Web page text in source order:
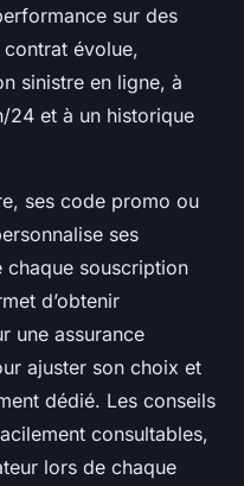
sur des
évolue,
sinistre en ligne, à
24 et à un historique
ses code promo ou
ses
chaque souscription
d’obtenir
une assurance
ajuster son choix et
dédié. Les conseils
consultables,
lors de chaque